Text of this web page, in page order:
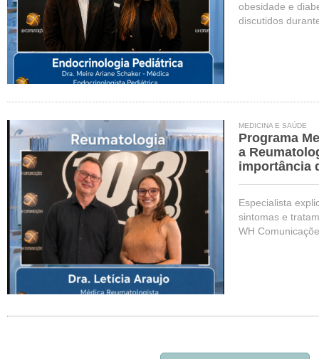
obesidade e
discutidos
MEDICINA E SAÚDE
Programa
a
importância
Especialista
sintomas e
WH